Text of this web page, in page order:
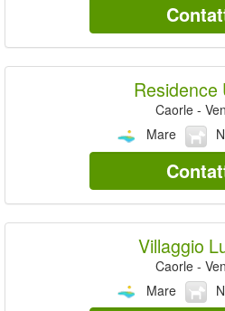
Residence
Caorle -
Mare
Villaggio
Caorle -
Mare